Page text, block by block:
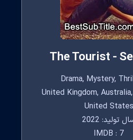
The Tourist -
کشور سازنده: United Kingdom, Australia,
United States
تولید: 2022
IMDB : 7